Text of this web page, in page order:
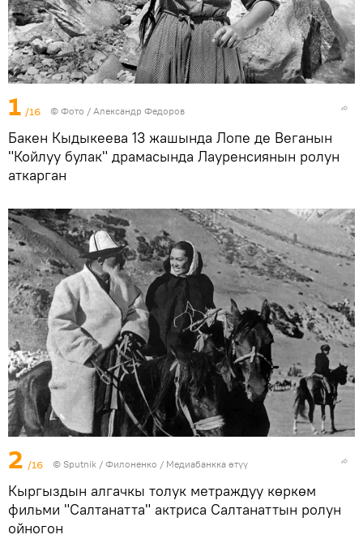
1 /16 © Фото / Александр Федоров
Бакен Кыдыкеева 13 жашында Лопе де Веганын
"Койлуу булак" драмасында Лауренсиянын ролун
аткарган
2 /16 © Sputnik / Филоненко / Медиабанкка өтүү
Кыргыздын алгачкы толук метраждуу көркөм
фильми "Салтанатта" актриса Салтанаттын ролун
ойногон